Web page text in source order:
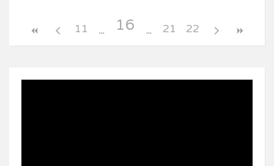
11 16 21 22